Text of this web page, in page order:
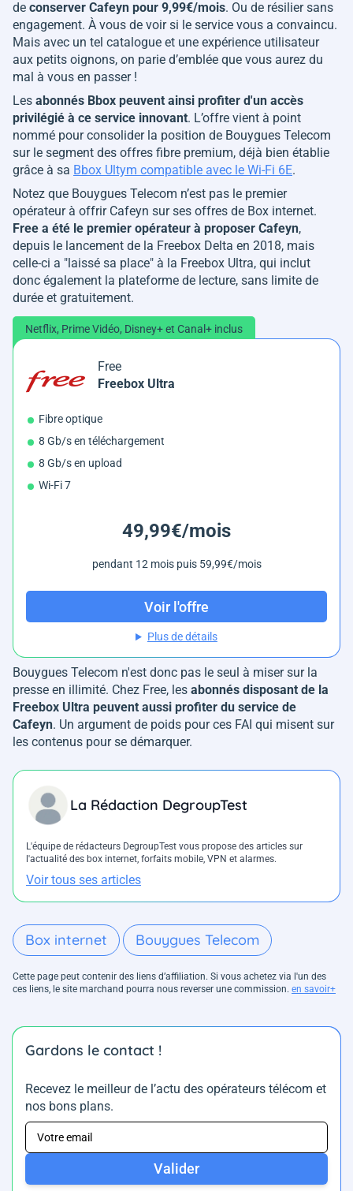
de conserver Cafeyn pour 9,99€/mois. Ou de résilier sans
engagement. À vous de voir si le service vous a convaincu.
Mais avec un tel catalogue et une expérience utilisateur
aux petits oignons, on parie d’emblée que vous aurez du
mal à vous en passer !
Les abonnés Bbox peuvent ainsi profiter d'un accès
privilégié à ce service innovant. L’offre vient à point
nommé pour consolider la position de Bouygues Telecom
sur le segment des offres fibre premium, déjà bien établie
grâce à sa Bbox Ultym compatible avec le Wi-Fi 6E.
Notez que Bouygues Telecom n’est pas le premier
opérateur à offrir Cafeyn sur ses offres de Box internet.
Free a été le premier opérateur à proposer Cafeyn,
depuis le lancement de la Freebox Delta en 2018, mais
celle-ci a "laissé sa place" à la Freebox Ultra, qui inclut
donc également la plateforme de lecture, sans limite de
durée et gratuitement.
Netflix, Prime Vidéo, Disney+ et Canal+ inclus
Free
Freebox Ultra
Fibre optique
8 Gb/s en téléchargement
8 Gb/s en upload
Wi-Fi 7
49,99€/mois
pendant 12 mois puis 59,99€/mois
Voir l'offre
Plus de détails
Bouygues Telecom n'est donc pas le seul à miser sur la
presse en illimité. Chez Free, les abonnés disposant de la
Freebox Ultra peuvent aussi profiter du service de
Cafeyn. Un argument de poids pour ces FAI qui misent sur
les contenus pour se démarquer.
La Rédaction DegroupTest
L'équipe de rédacteurs DegroupTest vous propose des articles sur
l'actualité des box internet, forfaits mobile, VPN et alarmes.
Voir tous ses articles
Box internet Bouygues Telecom
Cette page peut contenir des liens d’affiliation. Si vous achetez via l'un des
ces liens, le site marchand pourra nous reverser une commission. en savoir+
Gardons le contact !
Recevez le meilleur de l’actu des opérateurs télécom et
nos bons plans.
Valider